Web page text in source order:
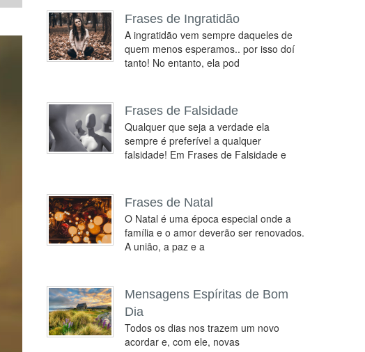
Frases de Ingratidão
A ingratidão vem sempre daqueles de
quem menos esperamos.. por isso doí
tanto! No entanto, ela pod
Frases de Falsidade
Qualquer que seja a verdade ela
sempre é preferível a qualquer
falsidade! Em Frases de Falsidade e
Frases de Natal
O Natal é uma época especial onde a
família e o amor deverão ser renovados.
A união, a paz e a
Mensagens Espíritas de Bom
Dia
Todos os dias nos trazem um novo
acordar e, com ele, novas